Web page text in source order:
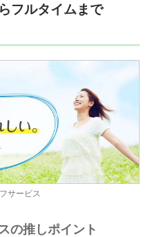
フルタイムまで
サービス
の推しポイント